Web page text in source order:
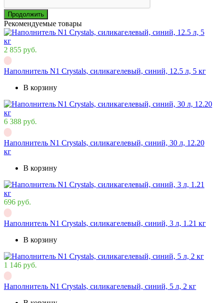
Продолжить
Рекомендуемые товары
2 855 руб.
Наполнитель N1 Crystals, силикагелевый, синий, 12.5 л, 5 кг
В корзину
6 388 руб.
Наполнитель N1 Crystals, силикагелевый, синий, 30 л, 12.20
кг
В корзину
696 руб.
Наполнитель N1 Crystals, силикагелевый, синий, 3 л, 1.21 кг
В корзину
1 146 руб.
Наполнитель N1 Crystals, силикагелевый, синий, 5 л, 2 кг